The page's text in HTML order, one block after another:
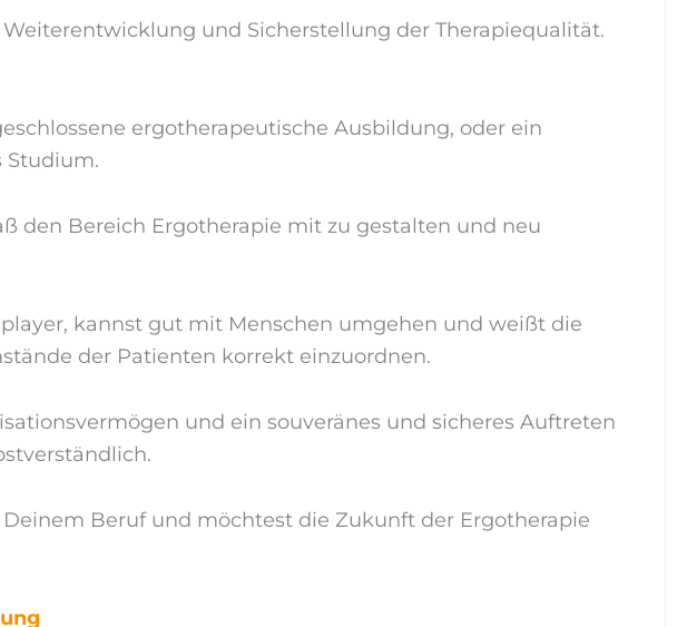
und Sicherstellung der Therapiequalität.
ergotherapeutische Ausbildung, oder ein
Studium.
den Bereich Ergotherapie mit zu gestalten und neu
kannst gut mit Menschen umgehen und weißt die
der Patienten korrekt einzuordnen.
und ein souveränes und sicheres Auftreten
Deinem Beruf und möchtest die Zukunft der Ergotherapie